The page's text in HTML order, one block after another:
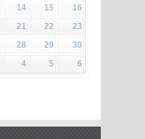
14 15
16
21 22
23
28 29
30
4 5 6